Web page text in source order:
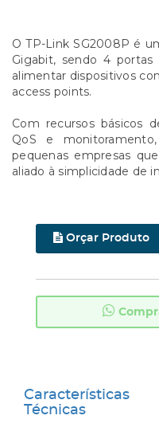
O TP-Link SG2008P é
Gigabit, sendo 4
alimentar dispositivos
access points.
Com recursos básicos
QoS e
pequenas empresas
aliado à simplicidade de
Orçar Produto
Características
Técnicas